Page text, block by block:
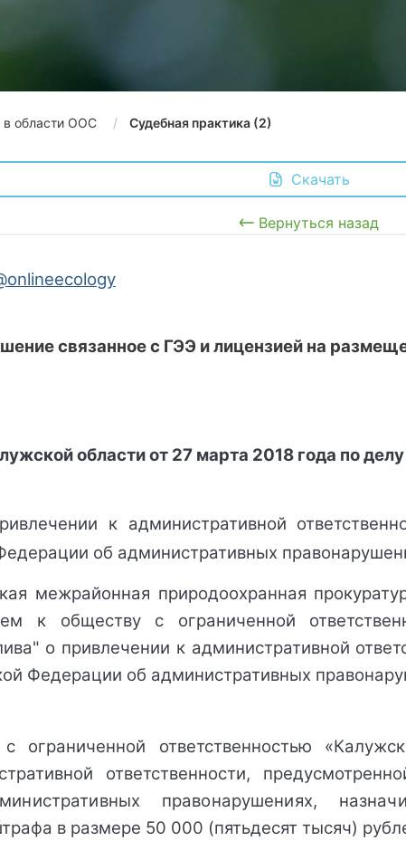
в области ООС Судебная практика (2)
Скачать
Вернуться назад
связанное с ГЭЭ и лицензией на
области от 27 марта 2018 года по д
к административной
об административных
межрайонная природоохранная
к обществу с ограниченной
о привлечении к административной
Федерации об административных
ограниченной ответственностью
ответственности,
правонарушениях,
в размере 50 000 (пятьдесят тысяч)